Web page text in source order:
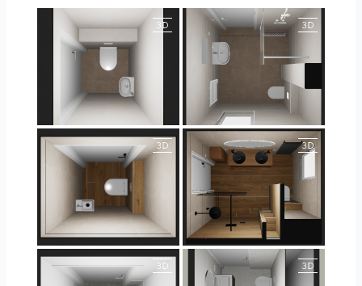
25-5004 bnr. 44 25-5004 bnr. 44
25-5018 bnr. 100 25-5018 bnr. 100